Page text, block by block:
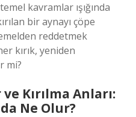
kavramlar ışığında
bir aynayı çöpe
reddetmek
kırık, yeniden
mi?
Kırılma Anları:
Ne Olur?